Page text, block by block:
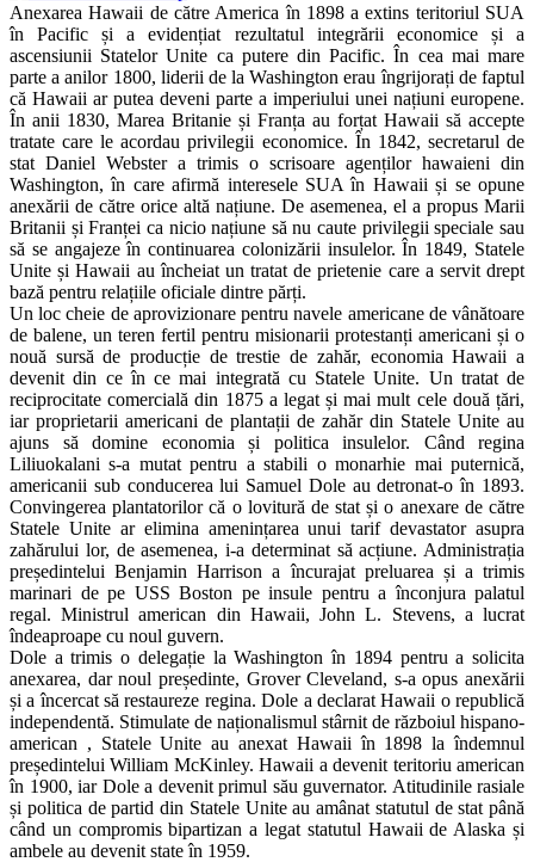
Anexarea Hawaii de către America în 1898 a extins teritoriul SUA
în Pacific și a evidențiat rezultatul integrării economice și a
ascensiunii Statelor Unite ca putere din Pacific. În cea mai mare
parte a anilor 1800, liderii de la Washington erau îngrijorați de faptul
că Hawaii ar putea deveni parte a imperiului unei națiuni europene.
În anii 1830, Marea Britanie și Franța au forțat Hawaii să accepte
tratate care le acordau privilegii economice. În 1842, secretarul de
stat Daniel Webster a trimis o scrisoare agenților hawaieni din
Washington, în care afirmă interesele SUA în Hawaii și se opune
anexării de către orice altă națiune. De asemenea, el a propus Marii
Britanii și Franței ca nicio națiune să nu caute privilegii speciale sau
să se angajeze în continuarea colonizării insulelor. În 1849, Statele
Unite și Hawaii au încheiat un tratat de prietenie care a servit drept
bază pentru relațiile oficiale dintre părți.
Un loc cheie de aprovizionare pentru navele americane de vânătoare
de balene, un teren fertil pentru misionarii protestanți americani și o
nouă sursă de producție de trestie de zahăr, economia Hawaii a
devenit din ce în ce mai integrată cu Statele Unite. Un tratat de
reciprocitate comercială din 1875 a legat și mai mult cele două țări,
iar proprietarii americani de plantații de zahăr din Statele Unite au
ajuns să domine economia și politica insulelor. Când regina
Liliuokalani s-a mutat pentru a stabili o monarhie mai puternică,
americanii sub conducerea lui Samuel Dole au detronat-o în 1893.
Convingerea plantatorilor că o lovitură de stat și o anexare de către
Statele Unite ar elimina amenințarea unui tarif devastator asupra
zahărului lor, de asemenea, i-a determinat să acțiune. Administrația
președintelui Benjamin Harrison a încurajat preluarea și a trimis
marinari de pe USS Boston pe insule pentru a înconjura palatul
regal. Ministrul american din Hawaii, John L. Stevens, a lucrat
îndeaproape cu noul guvern.
Dole a trimis o delegație la Washington în 1894 pentru a solicita
anexarea, dar noul președinte, Grover Cleveland, s-a opus anexării
și a încercat să restaureze regina. Dole a declarat Hawaii o republică
independentă. Stimulate de naționalismul stârnit de războiul hispano-
american , Statele Unite au anexat Hawaii în 1898 la îndemnul
președintelui William McKinley. Hawaii a devenit teritoriu american
în 1900, iar Dole a devenit primul său guvernator. Atitudinile rasiale
și politica de partid din Statele Unite au amânat statutul de stat până
când un compromis bipartizan a legat statutul Hawaii de Alaska și
ambele au devenit state în 1959.